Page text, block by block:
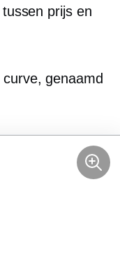
prijs en
genaamd